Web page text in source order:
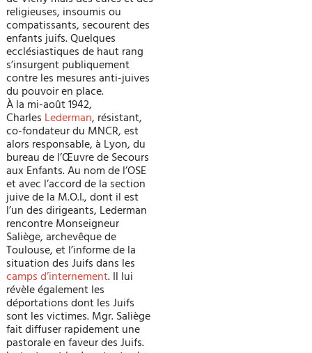
religieuses, insoumis ou
compatissants, secourent des
enfants juifs. Quelques
ecclésiastiques de haut rang
s’insurgent publiquement
contre les mesures anti-juives
du pouvoir en place.
À la mi-août 1942,
Charles Lederman, résistant,
co-fondateur du MNCR, est
alors responsable, à Lyon, du
bureau de l’Œuvre de Secours
aux Enfants. Au nom de l’OSE
et avec l’accord de la section
juive de la M.O.I., dont il est
l’un des dirigeants, Lederman
rencontre Monseigneur
Saliège, archevêque de
Toulouse, et l’informe de la
situation des Juifs dans les
camps d’internement. Il lui
révèle également les
déportations dont les Juifs
sont les victimes. Mgr. Saliège
fait diffuser rapidement une
pastorale en faveur des Juifs.